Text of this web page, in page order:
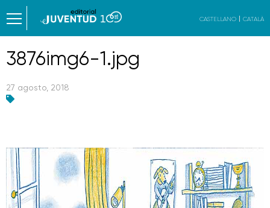
CASTELLANO CATALÀ
3876img6-1.jpg
27 agosto, 2018